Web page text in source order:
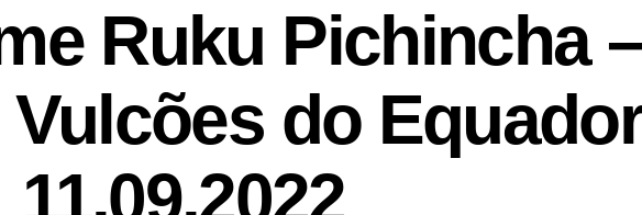
Ruku Pichincha –
do
11.09.2022